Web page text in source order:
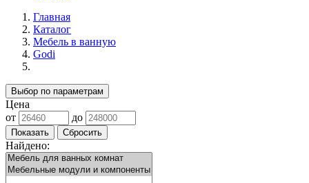
Главная
Каталог
Мебель в ванную
Godi
Выбор по параметрам
Цена
от
до
Найдено: